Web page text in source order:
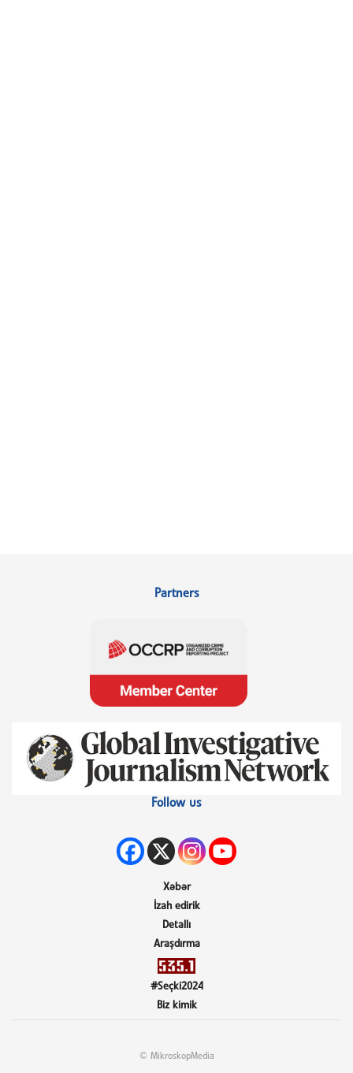
Partners
Follow us
Xəbər
İzah edirik
Detallı
Araşdırma
#Seçki2024
Biz kimik
© MikroskopMedia